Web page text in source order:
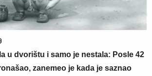
u dvorištu i samo je nestala: Posle 42
zanemeo je kada je saznao